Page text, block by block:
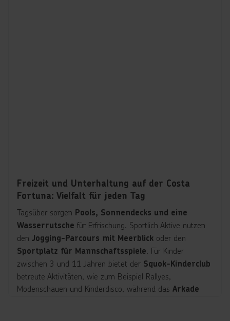
Freizeit und Unterhaltung auf der Costa
Fortuna: Vielfalt für jeden Tag
Tagsüber sorgen Pools, Sonnendecks und eine
Wasserrutsche für Erfrischung. Sportlich Aktive nutzen
den Jogging-Parcours mit Meerblick oder den
Sportplatz für Mannschaftsspiele. Für Kinder
zwischen 3 und 11 Jahren bietet der Squok-Kinderclub
betreute Aktivitäten, wie zum Beispiel Rallyes,
Modenschauen und Kinderdisco, während das Arkade